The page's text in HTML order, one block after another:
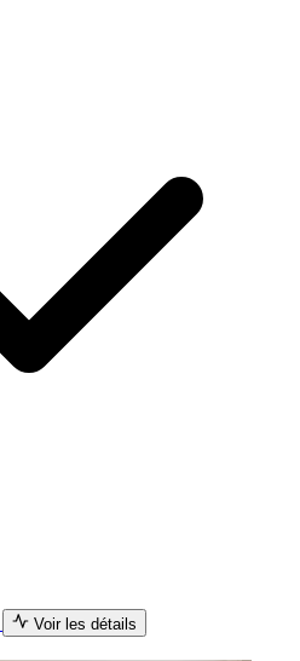
Voir les détails